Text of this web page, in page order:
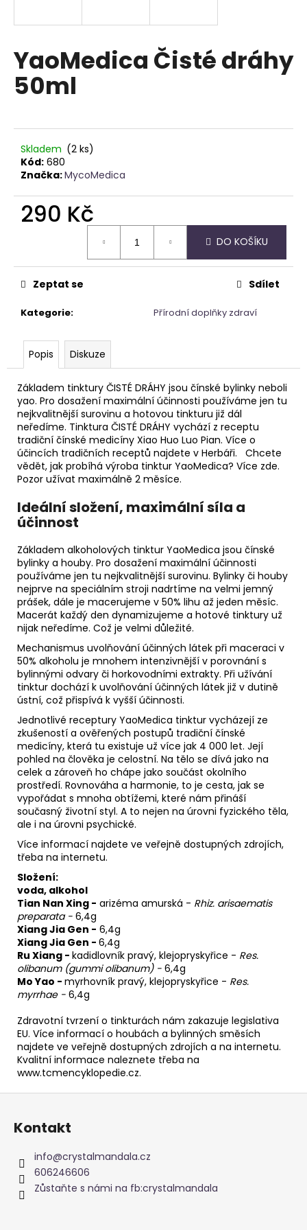
YaoMedica Čisté dráhy
50ml
Skladem (2 ks)
Kód: 680
Značka:MycoMedica
290 Kč
DO KOŠÍKU
Kategorie: Přírodní doplňky zdraví
Zeptat se Sdílet
Popis Diskuze
Základem tinktury ČISTÉ DRÁHY jsou čínské bylinky neboli
yao. Pro dosažení maximální účinnosti používáme jen tu
nejkvalitnější surovinu a hotovou tinkturu již dál
neředíme. Tinktura ČISTÉ DRÁHY vychází z receptu
tradiční čínské medicíny Xiao Huo Luo Pian. Více o
účincích tradičních receptů najdete v Herbáři. Chcete
vědět, jak probíhá výroba tinktur YaoMedica? Více zde.
Pozor užívat maximálně 2 měsíce.
Ideální složení, maximální síla a
účinnost
Základem alkoholových tinktur YaoMedica jsou čínské
bylinky a houby. Pro dosažení maximální účinnosti
používáme jen tu nejkvalitnější surovinu. Bylinky či houby
nejprve na speciálním stroji nadrtíme na velmi jemný
prášek, dále je macerujeme v 50% lihu až jeden měsíc.
Macerát každý den dynamizujeme a hotové tinktury už
nijak neředíme. Což je velmi důležité.
Mechanismus uvolňování účinných látek při maceraci v
50% alkoholu je mnohem intenzivnější v porovnání s
bylinnými odvary či horkovodními extrakty. Při užívání
tinktur dochází k uvolňování účinných látek již v dutině
ústní, což přispívá k vyšší účinnosti.
Jednotlivé receptury YaoMedica tinktur vycházejí ze
zkušeností a ověřených postupů tradiční čínské
medicíny, která tu existuje už více jak 4 000 let. Její
pohled na člověka je celostní. Na tělo se dívá jako na
celek a zároveň ho chápe jako součást okolního
prostředí. Rovnováha a harmonie, to je cesta, jak se
vypořádat s mnoha obtížemi, které nám přináší
současný životní styl. A to nejen na úrovni fyzického těla,
ale i na úrovni psychické.
Více informací najdete ve veřejně dostupných zdrojích,
třeba na internetu.
Složení:
voda, alkohol
Tian Nan Xing - arizéma amurská - Rhiz. arisaematis
preparata - 6,4g
Xiang Jia Gen - 6,4g
Xiang Jia Gen - 6,4g
Ru Xiang - kadidlovník pravý, klejopryskyřice - Res.
olibanum (gummi olibanum) - 6,4g
Mo Yao - myrhovník pravý, klejopryskyřice - Res.
myrrhae - 6,4g
Zdravotní tvrzení o tinkturách nám zakazuje legislativa
EU. Více informací o houbách a bylinných směsích
najdete ve veřejně dostupných zdrojích a na internetu.
Kvalitní informace naleznete třeba na
www.tcmencyklopedie.cz.
í
t
?
D
o
č
m
e
NAUŠNICE
KORÁLKOVÉ
345
Kč
Z
Kontakt
info@crystalmandala.cz
606246606
Zůstaňte s námi na fb:crystalmandala